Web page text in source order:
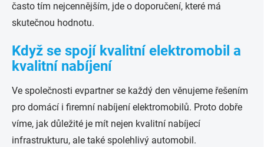
často tím nejcennějším, jde o doporučení, které má
skutečnou hodnotu.
Když se spojí kvalitní elektromobil a
kvalitní nabíjení
Ve společnosti evpartner se každý den věnujeme řešením
pro domácí i firemní nabíjení elektromobilů. Proto dobře
víme, jak důležité je mít nejen kvalitní nabíjecí
infrastrukturu, ale také spolehlivý automobil.